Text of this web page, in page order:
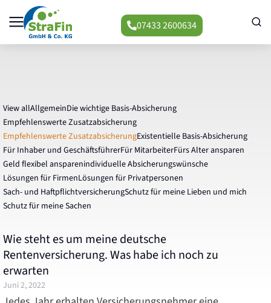
07433 2600634
View allAllgemeinDie wichtige Basis-Absicherung
Empfehlenswerte Zusatzabsicherung
Empfehlenswerte ZusatzabsicherungExistentielle Basis-Absicherung
Für Inhaber und GeschäftsführerFür MitarbeiterFürs Alter ansparen
Geld flexibel ansparenindividuelle Absicherungswünsche
Lösungen für FirmenLösungen für Privatpersonen
Sach- und HaftpflichtversicherungSchutz für meine Lieben und mich
Schutz für meine Sachen
Wie steht es um meine deutsche
Rentenversicherung. Was habe ich noch zu
erwarten
Juni 2, 2022